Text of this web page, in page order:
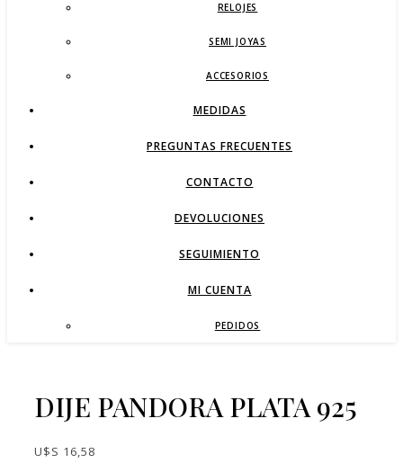
RELOJES
SEMI JOYAS
ACCESORIOS
MEDIDAS
PREGUNTAS FRECUENTES
CONTACTO
DEVOLUCIONES
SEGUIMIENTO
MI CUENTA
PEDIDOS
DIJE PANDORA PLATA 925
U$S 16,58